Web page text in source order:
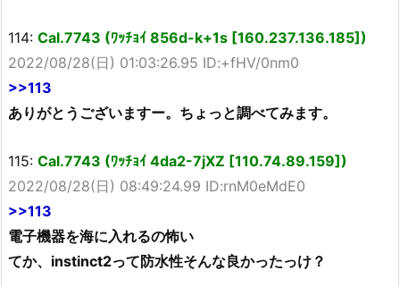
114: Cal.7743 (ﾜｯﾁｮｲ 856d-k+1s [160.237.136.185])
2022/08/28(日) 01:03:26.95 ID:+fHV/0nm0
>>113
ありがとうございますー。ちょっと調べてみます。
115: Cal.7743 (ﾜｯﾁｮｲ 4da2-7jXZ [110.74.89.159])
2022/08/28(日) 08:49:24.99 ID:rnM0eMdE0
>>113
電子機器を海に入れるの怖い
てか、instinct2って防水性そんな良かったっけ？